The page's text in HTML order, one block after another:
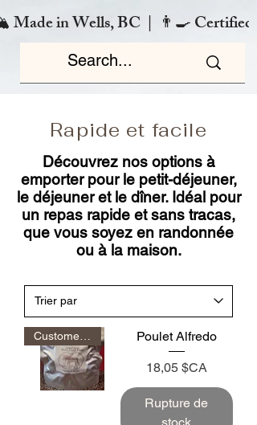
in Wells, BC  |  👨‍🍳 Certified
Rapide et facile
Découvrez nos options à
emporter pour le petit-déjeuner,
le déjeuner et le dîner. Idéal pour
un repas rapide et sans tracas,
que vous soyez en randonnée
ou à la maison.
Poulet Alfredo
Prix
18,05 $CA
Rupture de
stock